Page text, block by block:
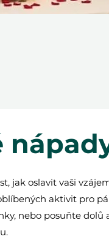
jak oslavit vaši
aktivit pro
nebo posuňte